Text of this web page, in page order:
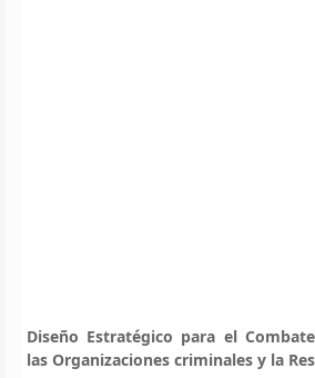
Diseño Estratégico para el
las Organizaciones criminales y la